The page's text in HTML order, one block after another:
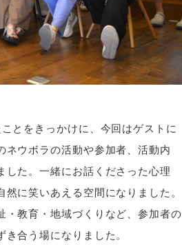
とをきっかけに、今回はゲストに
ネウボラの活動や参加者、活動内
た。一緒にお話くださった心理
に笑いあえる空間になりました。
・教育・地域づくりなど、参加者の
合う場になりました。